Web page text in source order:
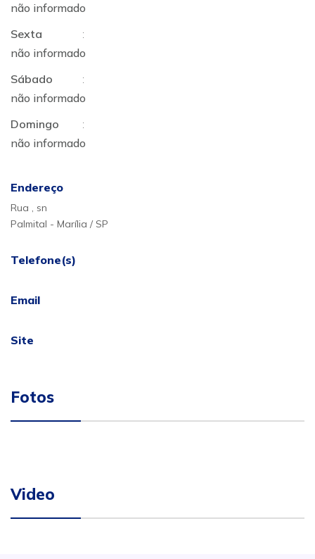
não informado
Sexta
:
não informado
Sábado
:
não informado
Domingo
:
não informado
Endereço
Rua , sn
Palmital - Marília / SP
Telefone(s)
Email
Site
Fotos
Video